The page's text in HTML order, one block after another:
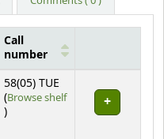
Call
number
58(05) TUE
(Browse shelf
(Opens below)
)